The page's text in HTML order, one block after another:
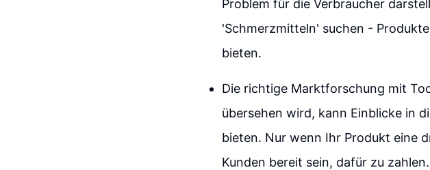
Problem für die Verbraucher
'Schmerzmitteln' suchen -
bieten.
Die richtige Marktforschung mit
übersehen wird, kann Einblicke in
bieten. Nur wenn Ihr Produkt eine
Kunden bereit sein, dafür zu zahlen.